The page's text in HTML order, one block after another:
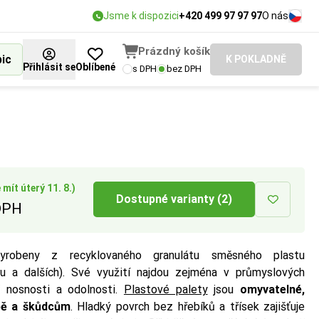
Jsme k dispozici+420 499 97 97 97O nás
Přihlásit seOblíbené
Prázdný košík
s DPH bez DPH
K POKLADNĚ
mít úterý 11. 8.)
Dostupné varianty (2)
z recyklovaného granulátu směsného plastu
a dalších). Své využití najdou zejména v průmyslových
a odolnosti. Plastové paletyjsou omyvatelné,
a škůdcům. Hladký povrch bez hřebíků a třísek zajišťuje
US nebo
pevnosti
prostoru,
po
na zemi.